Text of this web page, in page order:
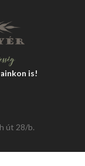
is!
út 28/b.